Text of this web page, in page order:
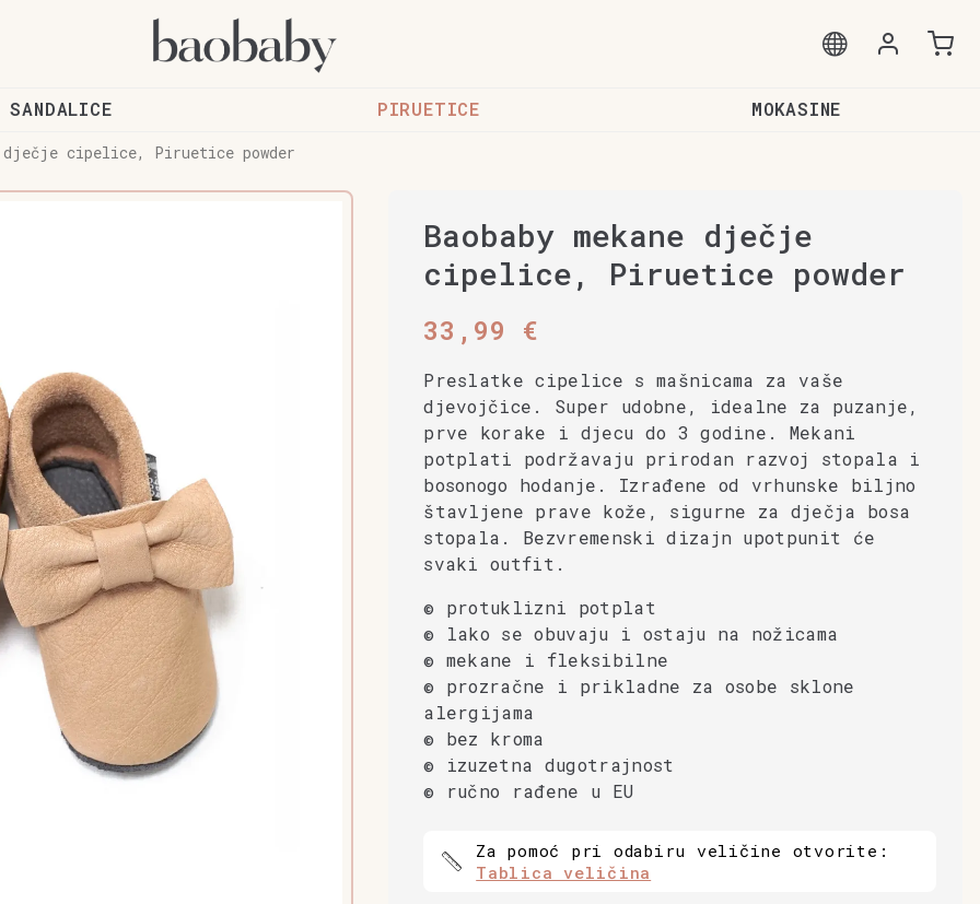
SANDALICE PIRUETICE MOKASINE
dječje cipelice, Piruetice powder
Baobaby mekane dječje
cipelice, Piruetice powder
33,99 €
Preslatke cipelice s mašnicama za vaše
djevojčice. Super udobne, idealne za puzanje,
prve korake i djecu do 3 godine. Mekani
potplati podržavaju prirodan razvoj stopala i
bosonogo hodanje. Izrađene od vrhunske biljno
štavljene prave kože, sigurne za dječja bosa
stopala. Bezvremenski dizajn upotpunit će
svaki outfit.
© protuklizni potplat
© lako se obuvaju i ostaju na nožicama
© mekane i fleksibilne
© prozračne i prikladne za osobe sklone
alergijama
© bez kroma
© izuzetna dugotrajnost
© ručno rađene u EU
Za pomoć pri odabiru veličine otvorite:
Tablica veličina